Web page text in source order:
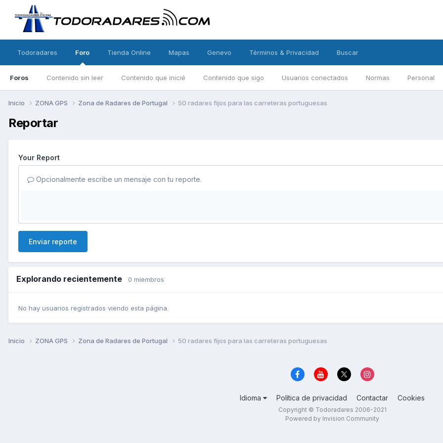
Todoradares Foro
Foros Contenido sin leer Contenido que inicié Contenido que sigo Usuarios conectados Normas Personal
Tienda Online Mapas Genevo Términos & Privacidad Buscar
Inicio ZONA GPS Zona de Radares de Portugal 50 radares fijos para las carreteras portuguesas
Reportar
Your Report
Opcionalmente escribe un mensaje con tu reporte.
Enviar reporte
Explorando recientemente 0 miembros
No hay usuarios registrados viendo esta página.
Inicio ZONA GPS Zona de Radares de Portugal 50 radares fijos para las carreteras portuguesas
Idioma Política de privacidad Contactar Cookies
Copyright © Todoradares 2006-2021
Powered by Invision Community